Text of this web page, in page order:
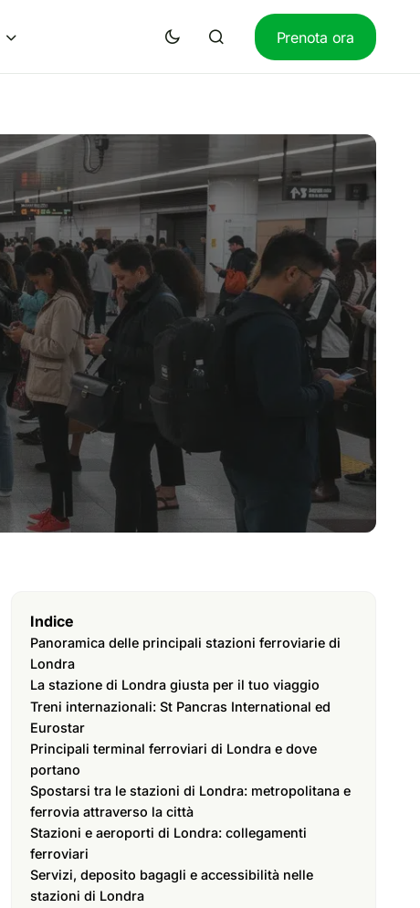
Prenota ora
Indice
Panoramica delle principali stazioni ferroviarie di
Londra
La stazione di Londra giusta per il tuo viaggio
Treni internazionali: St Pancras International ed
Eurostar
Principali terminal ferroviari di Londra e dove
portano
Spostarsi tra le stazioni di Londra: metropolitana e
ferrovia attraverso la città
Stazioni e aeroporti di Londra: collegamenti
ferroviari
Servizi, deposito bagagli e accessibilità nelle
stazioni di Londra